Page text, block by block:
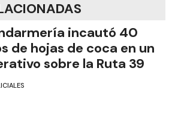
incautó 40
de hojas de coca en un
sobre la Ruta 39